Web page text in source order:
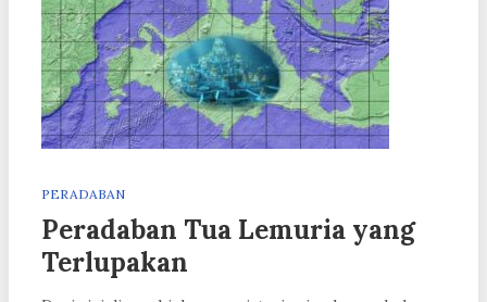
PERADABAN
Peradaban Tua Lemuria yang
Terlupakan